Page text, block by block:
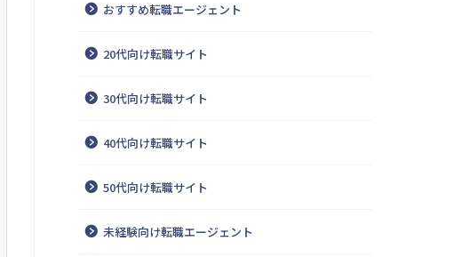
おすすめ転職エージェント
20代向け転職サイト
30代向け転職サイト
40代向け転職サイト
50代向け転職サイト
未経験向け転職エージェント